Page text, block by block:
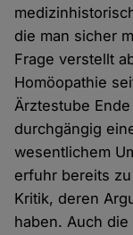
die man sicher
Frage verstellt
Homöopathie
Ärztestube
durchgängig
wesentlichem
erfuhr bereits
Kritik, deren
haben. Auch